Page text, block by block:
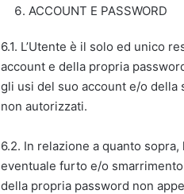
ACCOUNT E PASSWORD
6.1. L’Utente è il solo ed unico
account e della propria
gli usi del suo account e/o della
non autorizzati.
6.2. In relazione a quanto
eventuale furto e/o
della propria password non